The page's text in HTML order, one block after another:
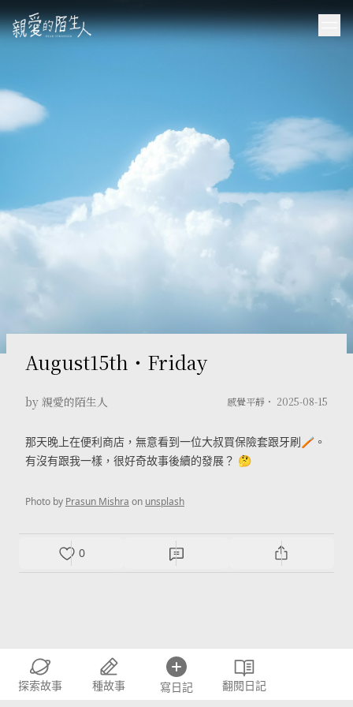
August15th・Friday
by 親愛的陌生人 感覺平靜・ 2025-08-15
那天晚上在便利商店，無意看到一位大叔買保險套跟牙刷🪥。
有沒有跟我一樣，很好奇故事後續的發展？ 🤔
Photo by Prasun Mishra on unsplash
0
探索故事 種故事 寫日記 翻閱日記